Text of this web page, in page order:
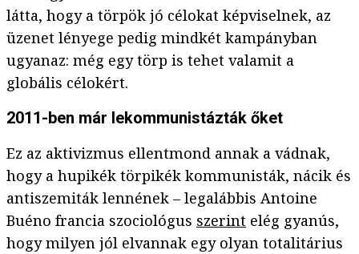
látta, hogy a törpök jó célokat képviselnek, az
üzenet lényege pedig mindkét kampányban
ugyanaz: még egy törp is tehet valamit a
globális célokért.
2011-ben már lekommunistázták őket
Ez az aktivizmus ellentmond annak a vádnak,
hogy a hupikék törpikék kommunisták, nácik és
antiszemiták lennének – legalábbis Antoine
Buéno francia szociológus szerint elég gyanús,
hogy milyen jól elvannak egy olyan totalitárius